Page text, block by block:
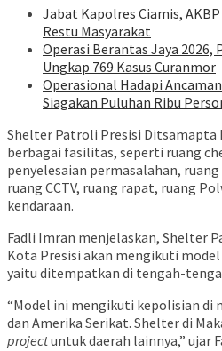
Jabat Kapolres Ciamis,
Restu Masyarakat
Operasi Berantas Jaya 2026,
Ungkap 769 Kasus Curanmor
Operasional Hadapi
Siagakan Puluhan Ribu
Shelter Patroli Presisi Ditsamapta
berbagai fasilitas, seperti ruang
penyelesaian permasalahan,
ruang CCTV, ruang rapat, ruang
kendaraan.
Fadli Imran menjelaskan, Shelter
Kota Presisi akan mengikuti
yaitu ditempatkan di tengah-
“Model ini mengikuti kepolisian di
dan Amerika Serikat. Shelter di
projectuntuk daerah lainnya,” ujar